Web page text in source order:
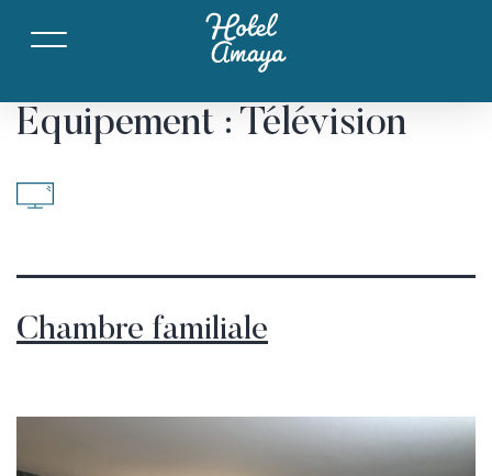
Equipement : Télévision
Chambre familiale